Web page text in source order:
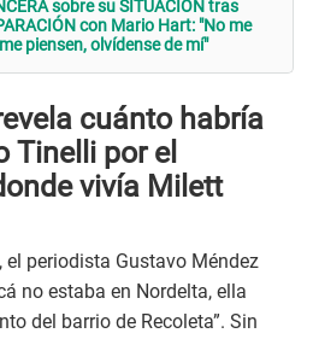
sobre su SITUACIÓN tras
con Mario Hart: "No me
piensen, olvídense de mí"
cuánto habría
Tinelli por el
vivía Milett
el periodista Gustavo Méndez
no estaba en Nordelta, ella
del barrio de Recoleta”. Sin